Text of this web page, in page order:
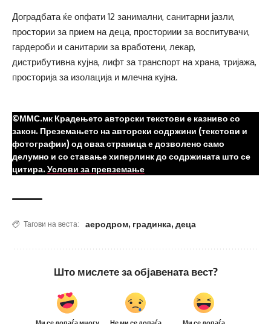
Доградбата ќе опфати 12 занимални, санитарни јазли,
простории за прием на деца, просториии за воспитувачи,
гардероби и санитарии за вработени, лекар,
дистрибутивна кујна, лифт за транспорт на храна, тријажа,
просторија за изолација и млечна кујна.
©ММС.мк Крадењето авторски текстови е казниво со
закон. Преземањето на авторски содржини (текстови и
фотографии) од оваа страница е дозволено само
делумно и со ставање хиперлинк до содржината што се
цитира. Услови за превземање
Тагови на веста: аеродром, градинка, деца
Што мислете за објавената вест?